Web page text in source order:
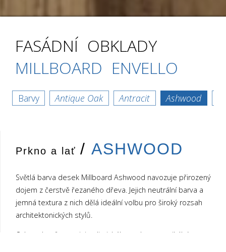
Ashwood
↓
FASÁDNÍ OBKLADY
MILLBOARD ENVELLO
Barvy Antique Oak Antracit Ashwood
Prkno a lať/ASHWOOD
Světlá barva desek Millboard Ashwood navozuje přirozený
dojem z čerstvě řezaného dřeva. Jejich neutrální barva a
jemná textura z nich dělá ideální volbu pro široký rozsah
architektonických stylů.
Od moderního a minimalistického stylu po rustikální a